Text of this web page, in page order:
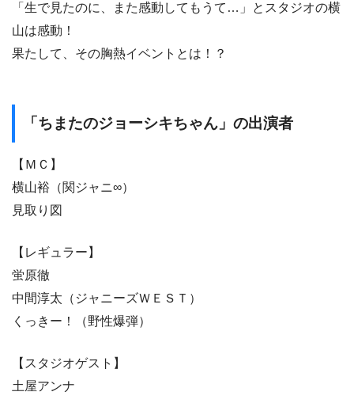
「生で見たのに、また感動してもうて…」とスタジオの横
山は感動！
果たして、その胸熱イベントとは！？
「ちまたのジョーシキちゃん」の出演者
【ＭＣ】
横山裕（関ジャニ∞）
見取り図
【レギュラー】
蛍原徹
中間淳太（ジャニーズＷＥＳＴ）
くっきー！（野性爆弾）
【スタジオゲスト】
土屋アンナ